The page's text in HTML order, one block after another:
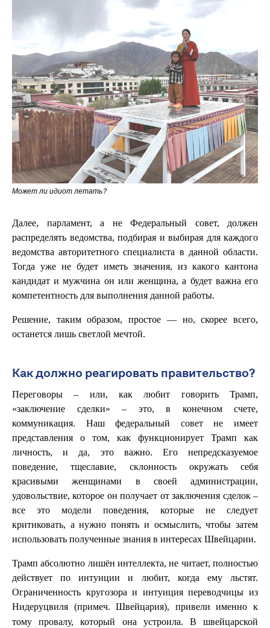
Может ли идиот летать?
Далее, парламент, а не Федеральный совет, должен
распределять ведомства, подбирая и выбирая для каждого
ведомства авторитетного специалиста в данной области.
Тогда уже не будет иметь значения, из какого кантона
кандидат и мужчина он или женщина, а будет важна его
компетентность для выполнения данной работы.
Решение, таким образом, простое — но, скорее всего,
останется лишь светлой мечтой.
Как должно реагировать правительство?
Переговоры – или, как любит говорить Трамп,
«заключение сделки» – это, в конечном счете,
коммуникация. Наш федеральный совет не имеет
представления о том, как функционирует Трамп как
личность, и да, это важно. Его непредсказуемое
поведение, тщеславие, склонность окружать себя
красивыми женщинами в своей администрации,
удовольствие, которое он получает от заключения сделок –
все это модели поведения, которые не следует
критиковать, а нужно понять и осмыслить, чтобы затем
использовать полученные знания в интересах Швейцарии.
Трамп абсолютно лишён интеллекта, не читает, полностью
действует по интуиции и любит, когда ему льстят.
Ограниченность кругозора и интуиция переводчицы из
Нидеруцвиля (примеч.Швейцария), привели именно к
тому провалу, который она устроила. В швейцарской